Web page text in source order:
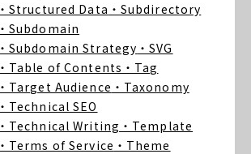
・Structured Data ・Subdirectory
・Subdomain
・Subdomain Strategy ・SVG
・Table of Contents ・Tag
・Target Audience ・Taxonomy
・Technical SEO
・Technical Writing ・Template
・Terms of Service ・Theme